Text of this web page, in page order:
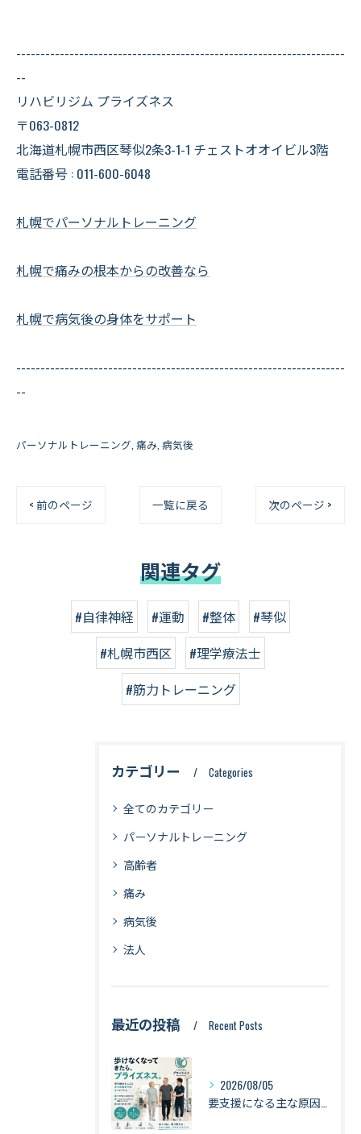
--------------------------------------------------------------------
--
リハビリジム プライズネス
〒063-0812
北海道札幌市西区琴似2条3-1-1 チェストオオイビル3階
電話番号 : 011-600-6048
札幌でパーソナルトレーニング
札幌で痛みの根本からの改善なら
札幌で病気後の身体をサポート
--------------------------------------------------------------------
--
パーソナルトレーニング 痛み 病気後
< 前のページ 一覧に戻る 次のページ >
関連タグ
#自律神経 #運動 #整体
#琴似
#札幌市西区
#理学療法士
#筋力トレーニング
カテゴリー Categories
全てのカテゴリー
パーソナルトレーニング
高齢者
痛み
病気後
法人
最近の投稿 Recent Posts
2026/08/05